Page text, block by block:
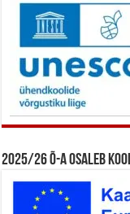
2025/26 õ-a osaleb